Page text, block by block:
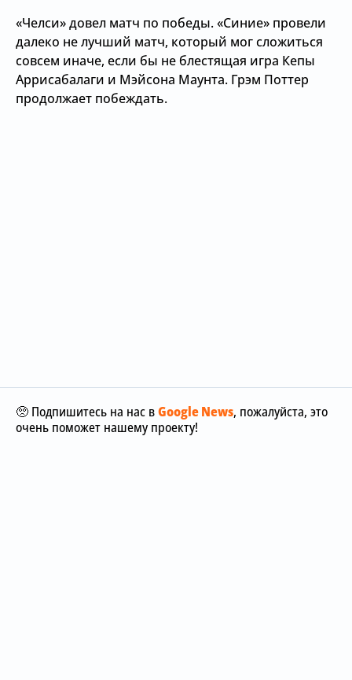
«Челси» довел матч по победы. «Синие» провели
далеко не лучший матч, который мог сложиться
совсем иначе, если бы не блестящая игра Кепы
Аррисабалаги и Мэйсона Маунта. Грэм Поттер
продолжает побеждать.
🥺 Подпишитесь на нас вGoogle News, пожалуйста, это
очень поможет нашему проекту!